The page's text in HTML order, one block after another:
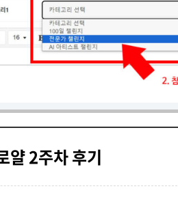
얄 2주차 후기